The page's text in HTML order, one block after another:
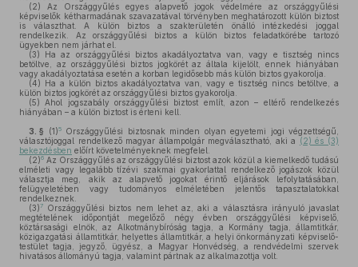
(2) Az Országgyűlés egyes alapvető jogok védelmére az országgyűlési
képviselők kétharmadának szavazatával törvényben meghatározott külön biztost
is választhat. A külön biztos a szakterületén önálló intézkedési joggal
rendelkezik. Az országgyűlési biztos a külön biztos feladatkörébe tartozó
ügyekben nem járhat el.
(3) Ha az országgyűlési biztos akadályoztatva van, vagy e tisztség nincs
betöltve, az országgyűlési biztos jogkörét az általa kijelölt, ennek hiányában
vagy akadályoztatása esetén a korban legidősebb más külön biztos gyakorolja.
(4) Ha a külön biztos akadályoztatva van, vagy e tisztség nincs betöltve, a
külön biztos jogkörét az országgyűlési biztos gyakorolja.
(5) Ahol jogszabály országgyűlési biztost említ, azon – eltérő rendelkezés
hiányában – a külön biztost is érteni kell.
3. § (1)5Országgyűlési biztosnak minden olyan egyetemi jogi végzettségű,
választójoggal rendelkező magyar állampolgár megválasztható, aki a (2) és (3)
bekezdésben előírt követelményeknek megfelel.
(2)6 Az Országgyűlés az országgyűlési biztost azok közül a kiemelkedő tudású
elméleti vagy legalább tízévi szakmai gyakorlattal rendelkező jogászok közül
választja meg, akik az alapvető jogokat érintő eljárások lefolytatásában,
felügyeletében vagy tudományos elméletében jelentős tapasztalatokkal
rendelkeznek.
(3)7
Országgyűlési biztos nem lehet az, aki a választásra irányuló javaslat
megtételének időpontját megelőző négy évben országgyűlési képviselő,
köztársasági elnök, az Alkotmánybíróság tagja, a Kormány tagja, államtitkár,
közigazgatási államtitkár, helyettes államtitkár, a helyi önkormányzati képviselő-
testület tagja, jegyző, ügyész, a Magyar Honvédség, a rendvédelmi szervek
hivatásos állományú tagja, valamint pártnak az alkalmazottja volt.